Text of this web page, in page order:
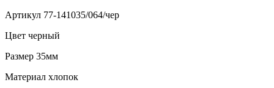
Артикул 77-141035/064/чер
Цвет черный
Размер 35мм
Материал хлопок